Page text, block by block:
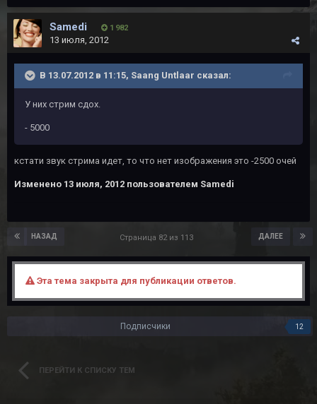
Samedi 1 982
13 июля, 2012
В 13.07.2012 в 11:15, Saang Untlaar сказал:
У них стрим сдох.
- 5000
кстати звук стрима идет, то что нет изображения это -2500 очей
Изменено 13 июля, 2012 пользователем Samedi
НАЗАД ДАЛЕЕ
Страница 82 из 113
Эта тема закрыта для публикации ответов.
Подписчики 12
ПЕРЕЙТИ К СПИСКУ ТЕМ